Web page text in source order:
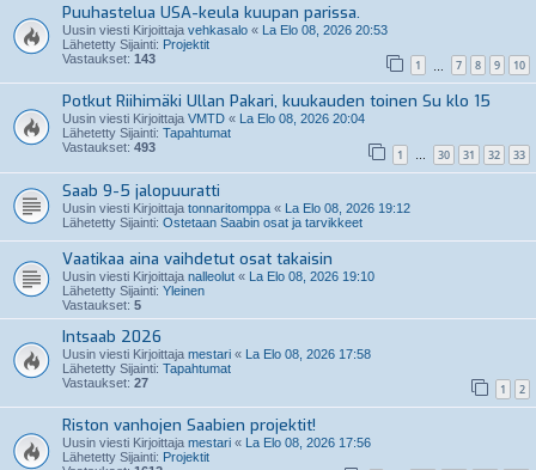
Puuhastelua USA-keula kuupan parissa.
Uusin viesti Kirjoittaja vehkasalo « La Elo 08, 2026 20:53
Lähetetty Sijainti: Projektit
Vastaukset: 143 1 7 8 9 10
Potkut Riihimäki Ullan Pakari, kuukauden toinen Su klo 15
Uusin viesti Kirjoittaja VMTD « La Elo 08, 2026 20:04
Lähetetty Sijainti: Tapahtumat
Vastaukset: 493 1 … 30 31 32 33
Saab 9-5 jalopuuratti
Uusin viesti Kirjoittaja tonnaritomppa « La Elo 08, 2026 19:12
Lähetetty Sijainti: Ostetaan Saabin osat ja tarvikkeet
Vaatikaa aina vaihdetut osat takaisin
Uusin viesti Kirjoittaja nalleolut « La Elo 08, 2026 19:10
Lähetetty Sijainti: Yleinen
Vastaukset: 5
Intsaab 2026
Uusin viesti Kirjoittaja mestari « La Elo 08, 2026 17:58
Lähetetty Sijainti: Tapahtumat
Vastaukset: 27 1 2
Riston vanhojen Saabien projektit!
Uusin viesti Kirjoittaja mestari « La Elo 08, 2026 17:56
Lähetetty Sijainti: Projektit